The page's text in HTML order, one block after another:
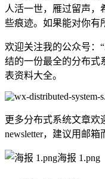
人活一世，雁过留声，
些痕迹。如果能对你有
欢迎关注我的公众号：
结的一份最全的分布式
表资料大全。
更多分布式系统文章欢
newsletter，建议用邮
海报 1.png